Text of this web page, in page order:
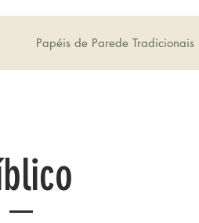
Papéis de Parede Tradicionais